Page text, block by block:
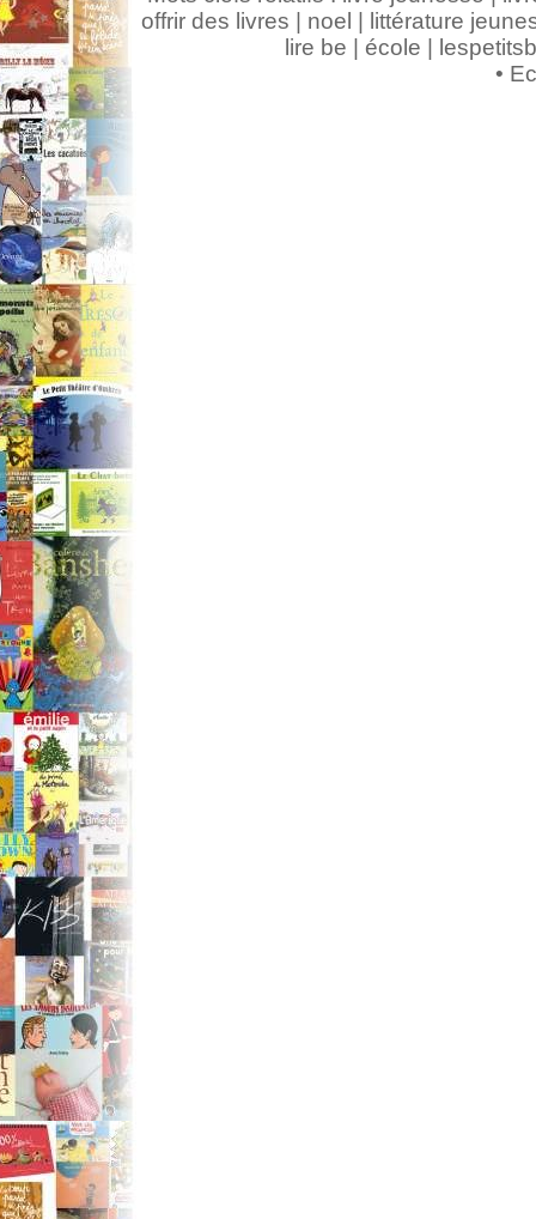
offrir des livres | noel | littérature
lire be | école |
•